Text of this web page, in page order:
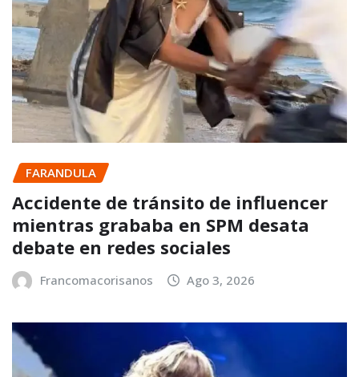
FARANDULA
Accidente de tránsito de influencer
mientras grababa en SPM desata
debate en redes sociales
Francomacorisanos Ago 3, 2026